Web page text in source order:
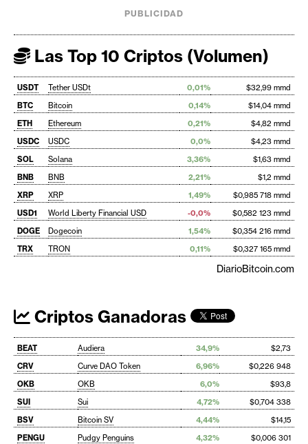
PUBLICIDAD
Las Top 10 Criptos (Volumen)
USDT Tether USDt 0,01%
$32,99 mmd
BTC
Bitcoin 0,14%
$14,04 mmd
ETH
Ethereum 0,21%
$4,82 mmd
USDC
USDC 0,0%
$4,23 mmd
SOL
Solana 3,36%
$1,63 mmd
BNB
BNB 2,21%
$1,2 mmd
XRP
XRP 1,49%
$0,985 718 mmd
USD1
World Liberty Financial USD -0,0%
$0,582 123 mmd
DOGE
Dogecoin 1,54%
$0,354 216 mmd
TRX
TRON 0,11% $0,327 165 mmd
DiarioBitcoin.com
Criptos Ganadoras
BEAT Audiera 34,9%
$2,73
CRV
Curve DAO Token 6,96%
$0,226 948
OKB
OKB 6,0%
$93,8
SUI
Sui 4,72%
$0,704 338
BSV
Bitcoin SV 4,44%
$14,15
PENGU
Pudgy Penguins 4,32%
$0,006 301